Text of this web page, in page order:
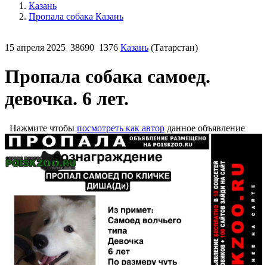
Казань
Пропала собака Казань
15 апреля 2025 38690 1376 Казань (Татарстан)
Пропала собака самоед.
девочка. 6 лет.
Нажмите чтобы посмотреть как автор данное объявление